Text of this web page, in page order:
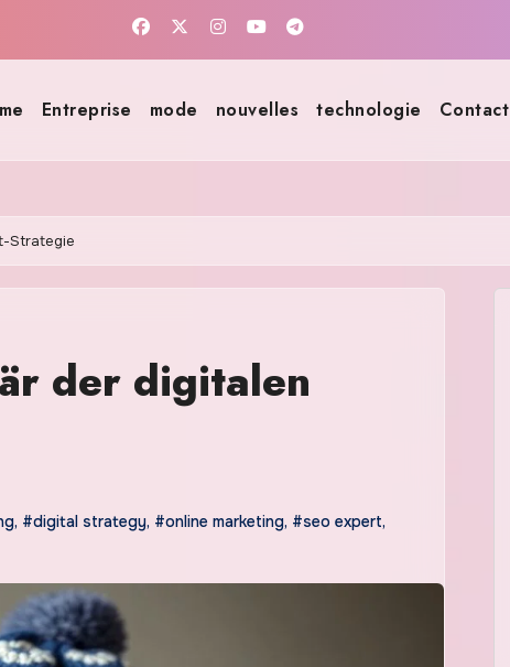
Entreprise mode nouvelles technologie Contact
Strategie
der digitalen
, #digital strategy, #online marketing, #seo expert,